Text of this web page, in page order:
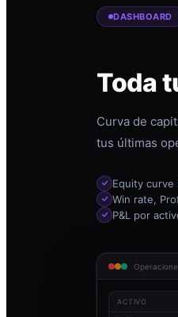
DASHBOARD
Toda
Curva de
tus últimas
Equity curve
Win rate,
P&L por
ACTIVO